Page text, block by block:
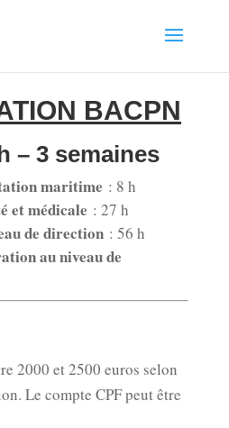
BACPN
– 3 semaines
maritime : 8 h
et médicale : 27 h
de direction: 56 h
au niveau de
2000 et 2500 euros selon
Le compte CPF peut être